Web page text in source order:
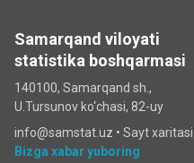
Samarqand viloyati
statistika boshqarmasi
140100, Samarqand sh.,
U.Tursunov ko‘chаsi, 82-uy
info@samstat.uz • Sayt xaritasi
Bizga xabar yuboring